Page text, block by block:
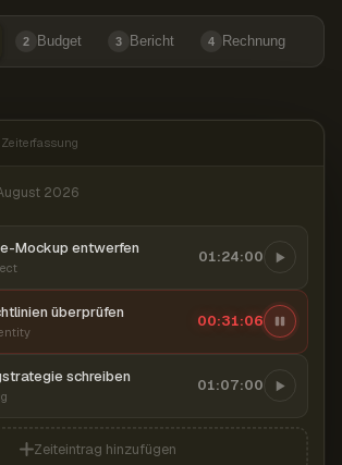
2 Budget 3 Bericht 4 Rechnung
2026
Mockup entwerfen 01:24:00
überprüfen 00:31:07
schreiben 01:07:00
Zeiteintrag hinzufügen